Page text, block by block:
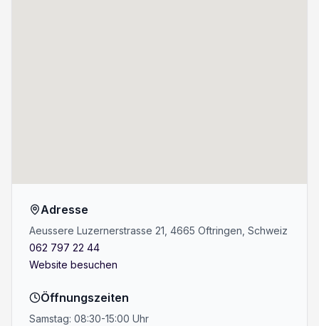
Adresse
Aeussere Luzernerstrasse 21, 4665 Oftringen, Schweiz
062 797 22 44
Website besuchen
Öffnungszeiten
Samstag: 08:30-15:00 Uhr